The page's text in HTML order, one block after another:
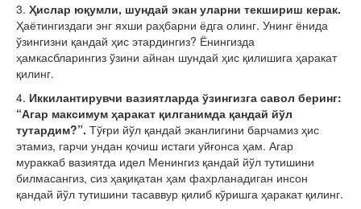
3. Ҳислар юқумли, шундай экан уларни текшириш керак.
Ҳаётингиздаги энг яхши раҳбарни ёдга олинг. Унинг ёнида
ўзингизни қандай ҳис этардингиз? Ёнингизда
ҳамкасбларингиз ўзини айнан шундай ҳис қилишига ҳаракат
қилинг.
4. Иккилантирувчи вазиятларда ўзингизга савол беринг:
“Агар максимум ҳаракат қилганимда қандай йўл
тутардим?”. Тўғри йўл қандай эканлигини барчамиз ҳис
этамиз, гарчи ундан қочиш истаги уйғонса ҳам. Агар
мураккаб вазиятда идел Менингиз қандай йўл тутишини
билмасангиз, сиз ҳақиқатан ҳам фахрланадиган инсон
қандай йўл тутишини тасаввур қилиб кўришга ҳаракат қилинг.